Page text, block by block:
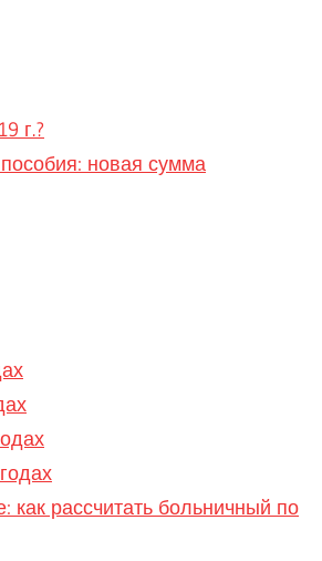
г.?
новая сумма
рассчитать больничный по